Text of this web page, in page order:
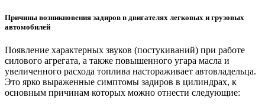
Причины возникновения задиров в двигателях легковых и грузовых
автомобилей
Появление характерных звуков (постукиваний) при работе
силового агрегата, а также повышенного угара масла и
увеличенного расхода топлива настораживает автовладельца.
Это ярко выраженные симптомы задиров в цилиндрах, к
основным причинам которых можно отнести следующие: